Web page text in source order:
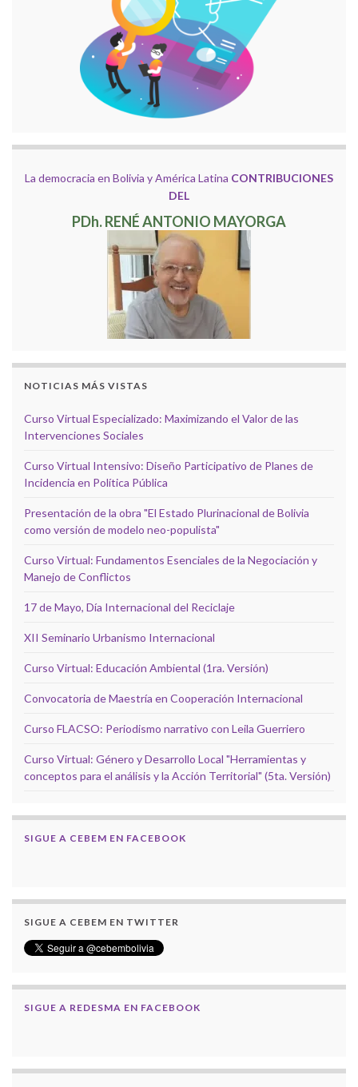
La democracia en Bolivia y América Latina CONTRIBUCIONES
DEL
PDh. RENÉ ANTONIO MAYORGA
NOTICIAS MÁS VISTAS
Curso Virtual Especializado: Maximizando el Valor de las
Intervenciones Sociales
Curso Virtual Intensivo: Diseño Participativo de Planes de
Incidencia en Política Pública
Presentación de la obra "El Estado Plurinacional de Bolivia
como versión de modelo neo-populista"
Curso Virtual: Fundamentos Esenciales de la Negociación y
Manejo de Conflictos
17 de Mayo, Día Internacional del Reciclaje
XII Seminario Urbanismo Internacional
Curso Virtual: Educación Ambiental (1ra. Versión)
Convocatoria de Maestría en Cooperación Internacional
Curso FLACSO: Periodismo narrativo con Leila Guerriero
Curso Virtual: Género y Desarrollo Local "Herramientas y
conceptos para el análisis y la Acción Territorial" (5ta. Versión)
SIGUE A CEBEM EN FACEBOOK
SIGUE A CEBEM EN TWITTER
SIGUE A REDESMA EN FACEBOOK